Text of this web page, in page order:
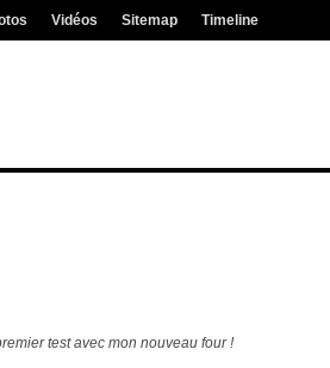
Vidéos Sitemap Timeline
test avec mon nouveau four !